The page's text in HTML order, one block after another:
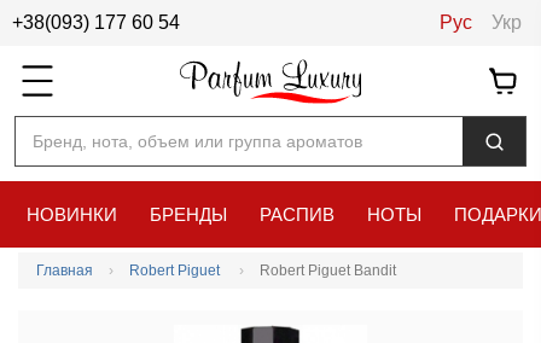
+38(093) 177 60 54 Рус Укр
Бренд, нота, объем или группа ароматов
НОВИНКИ БРЕНДЫ РАСПИВ НОТЫ ПОДАРКИ
Главная Robert Piguet Robert Piguet Bandit